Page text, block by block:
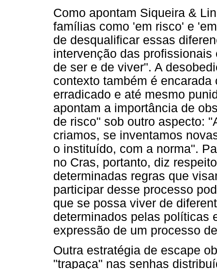
Como apontam Siqueira &
famílias como 'em risco' e
de desqualificar essas
intervenção das
de ser e de viver". A
contexto também é
erradicado e até mesmo
apontam a importância de
de risco" sob outro aspecto:
criamos, se inventamos
o instituído, com a norma".
no Cras, portanto, diz
determinadas regras que
participar desse processo
que se possa viver de
determinados pelas políticas
expressão de um processo
Outra estratégia de escape
"trapaça" nas senhas